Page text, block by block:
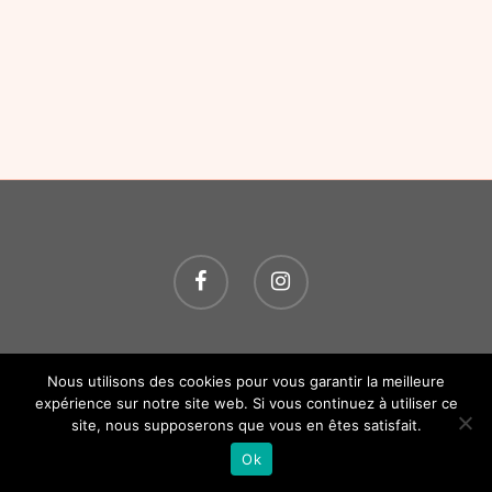
© 2026 O P'TITS SOINS. Tous droits réservés.Création
Atelier Com' Personne. Mentions légales.
Nous utilisons des cookies pour vous garantir la meilleure
expérience sur notre site web. Si vous continuez à utiliser ce
site, nous supposerons que vous en êtes satisfait.
Ok